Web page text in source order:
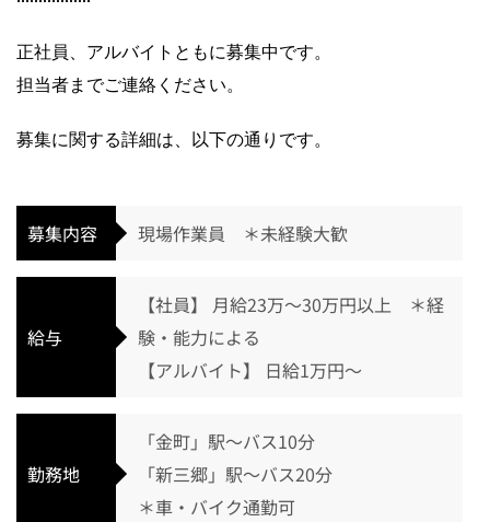
正社員、アルバイトともに募集中です。
担当者までご連絡ください。
募集に関する詳細は、以下の通りです。
募集内容 現場作業員 ＊未経験大歓
給与
【社員】 月給23万～30万円以上 ＊経
験・能力による
【アルバイト】 日給1万円～
勤務地
「金町」駅～バス10分
「新三郷」駅～バス20分
＊車・バイク通勤可